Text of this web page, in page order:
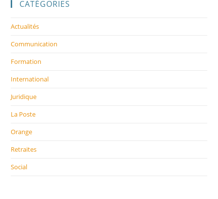
CATÉGORIES
Actualités
Communication
Formation
International
Juridique
La Poste
Orange
Retraites
Social